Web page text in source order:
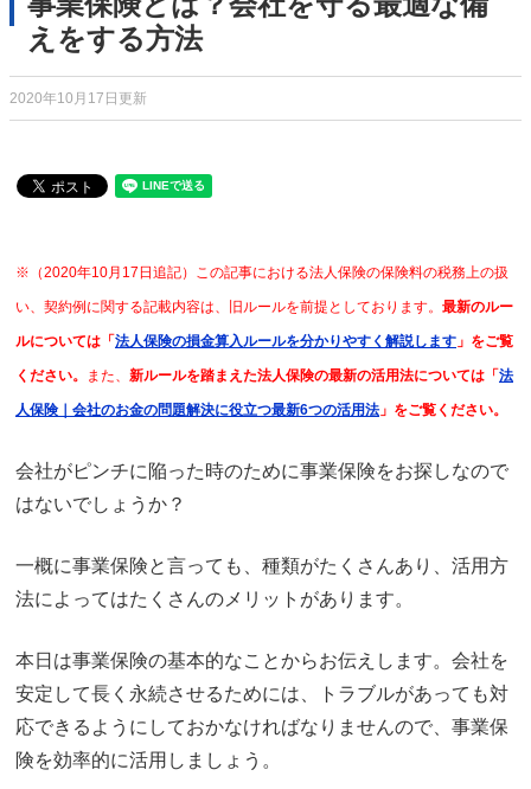
えをする方法
2020年10月17日更新
※（2020年10月17日追記）この記事における法人保険の保険料の税務上の扱
い、契約例に関する記載内容は、旧ルールを前提としております。 最新のルー
ルについては「 法人保険の損金算入ルールを分かりやすく解説します 」をご覧
ください。 また、 新ルールを踏まえた法人保険の最新の活用法については「 法
人保険｜会社のお金の問題解決に役立つ最新6つの活用法 」をご覧ください。
会社がピンチに陥った時のために事業保険をお探しなので
はないでしょうか？
一概に事業保険と言っても、種類がたくさんあり、活用方
法によってはたくさんのメリットがあります。
本日は事業保険の基本的なことからお伝えします。会社を
安定して長く永続させるためには、トラブルがあっても対
応できるようにしておかなければなりませんので、事業保
険を効率的に活用しましょう。